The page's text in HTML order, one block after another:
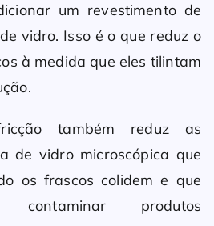
um revestimento de
vidro. Isso é o que reduz o
à medida que eles tilintam
também reduz as
de vidro microscópica que
os frascos colidem e que
produtos